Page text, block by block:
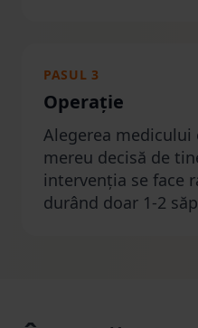
PASUL 3
Operație
Alegerea medicului
mereu decisă de
intervenția se face
durând doar 1-2